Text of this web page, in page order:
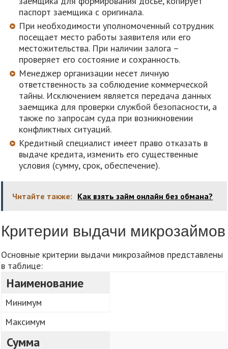
паспорт заемщика с оригинала.
При необходимости уполномоченный сотрудник
посещает место работы заявителя или его
местожительства. При наличии залога –
проверяет его состояние и сохранность.
Менеджер организации несет личную
ответственность за соблюдение коммерческой
тайны. Исключением является передача данных
заемщика для проверки службой безопасности, а
также по запросам суда при возникновении
конфликтных ситуаций.
Кредитный специалист имеет право отказать в
выдаче кредита, изменить его существенные
условия (сумму, срок, обеспечение).
Читайте также: Как взять займ онлайн без обмана?
Критерии выдачи микрозаймов
Основные критерии выдачи микрозаймов представлены
в таблице:
Наименование
Минимум
Максимум
Сумма